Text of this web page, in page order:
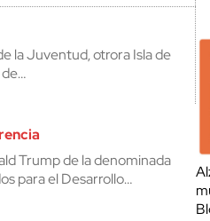
la Juventud, otrora Isla de
Trump de la denominada
para el Desarrollo…